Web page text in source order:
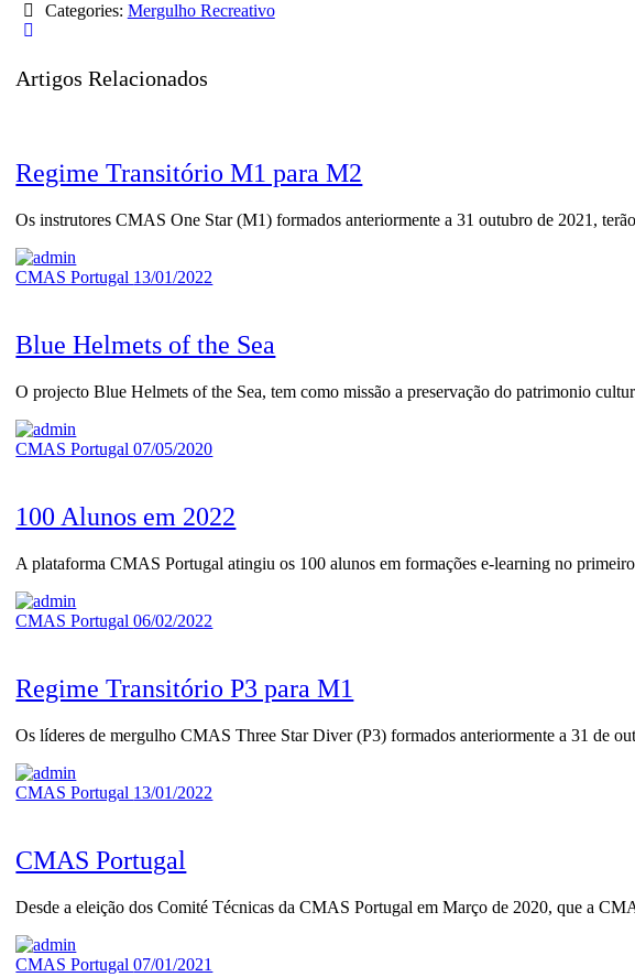
Categories: Mergulho Recreativo
Artigos Relacionados
Regime Transitório M1 para M2
Os instrutores CMAS One Star (M1) formados anteriormente a 31 outubro de 2021,
CMAS Portugal 13/01/2022
Blue Helmets of the Sea
O projecto Blue Helmets of the Sea, tem como missão a preservação do patrimonio
CMAS Portugal07/05/2020
100 Alunos em 2022
A plataforma CMAS Portugal atingiu os 100 alunos em formações e-learning no
CMAS Portugal06/02/2022
Regime Transitório P3 para M1
Os líderes de mergulho CMAS Three Star Diver (P3) formados anteriormente a 31 de
CMAS Portugal 13/01/2022
CMAS Portugal
Desde a eleição dos Comité Técnicas da CMAS Portugal em Março de 2020, que a
CMAS Portugal07/01/2021